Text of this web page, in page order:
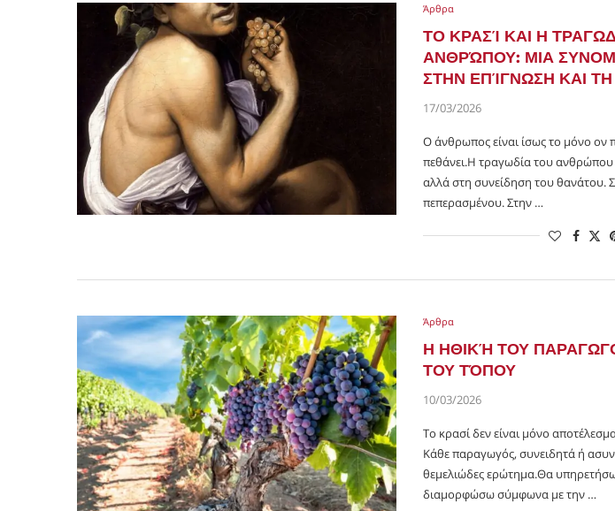
Άρθρα
ΤΟ ΚΡΑΣΊ ΚΑΙ Η
ΑΝΘΡΏΠΟΥ: ΜΙΑ
ΣΤΗΝ ΕΠΊΓΝΩΣΗ ΚΑΙ
17/03/2026
Ο άνθρωπος είναι ίσως το μόνο ον
πεθάνει.Η τραγωδία του ανθρώπου
αλλά στη συνείδηση του θανάτου.
πεπερασμένου. Στην …
Άρθρα
Η ΗΘΙΚΉ ΤΟΥ
ΤΟΥ ΤΌΠΟΥ
10/03/2026
Το κρασί δεν είναι μόνο
Κάθε παραγωγός, συνειδητά ή
θεμελιώδες ερώτημα.Θα
διαμορφώσω σύμφωνα με την …